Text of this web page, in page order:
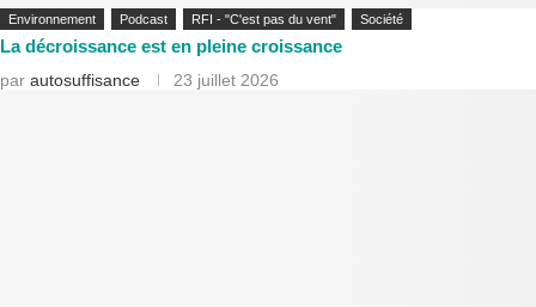
Environnement Podcast RFI - "C'est pas du vent" Société
La décroissance est en pleine croissance
par autosuffisance 23 juillet 2026